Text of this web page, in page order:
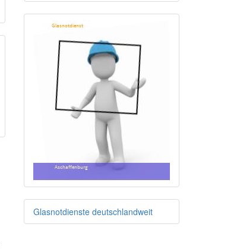
Glasnotdienste deutschlandweit